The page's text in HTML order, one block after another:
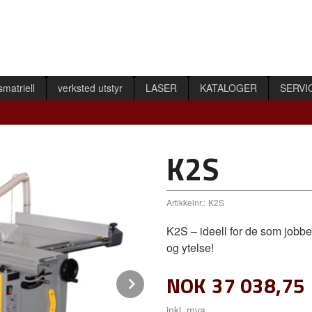
verksted utstyr LASER KATALOGER
Next
K2S
Artikkelnr.: K2S
K2S – ideell for de som
og ytelse!
NOK 37 038,75